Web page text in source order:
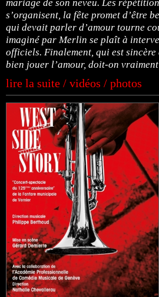
mariage de son neveu. Les
s’organisent, la fête promet d’être
qui devait parler d’amour tourne
imaginé par Merlin se plaît à
officiels. Finalement, qui est
bien jouer l’amour, doit-on
lire la suite / vidéos / photos